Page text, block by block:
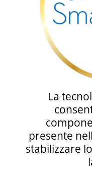
La
presente
stabilizzare